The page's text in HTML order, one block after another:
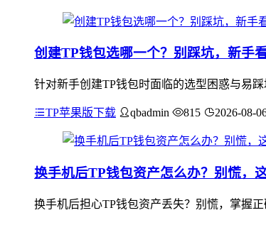
创建TP钱包选哪一个？别踩坑，新手
针对新手创建TP钱包时面临的选型困惑与易
TP苹果版下载 qbadmin 815 2026-08-
换手机后TP钱包资产怎么办？别慌，
换手机后担心TP钱包资产丢失？别慌，掌握